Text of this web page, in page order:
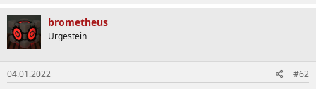
brometheus
Urgestein
04.01.2022 #62